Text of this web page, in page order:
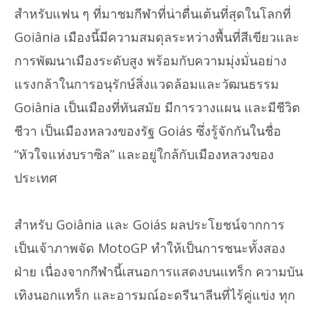
สำหรับแฟน ๆ ที่มาชมกีฬาที่น่าตื่นเต้นที่สุดในโลกที่
Goiânia เมืองนี้มีความสมดุลระหว่างพื้นที่สีเขียวและ
การพัฒนาเมืองระดับสูง พร้อมกับความมุ่งมั่นอย่าง
แรงกล้าในการอนุรักษ์สิ่งแวดล้อมและวัฒนธรรม
Goiânia เป็นเมืองที่ทันสมัย มีการวางแผน และมีชีวิต
ชีวา เป็นเมืองหลวงของรัฐ Goiás ซึ่งรู้จักกันในชื่อ
“หัวใจแห่งบราซิล” และอยู่ใกล้กับเมืองหลวงของ
ประเทศ
สำหรับ Goiânia และ Goiás ผลประโยชน์จากการ
เป็นเจ้าภาพจัด MotoGP ทำให้เป็นการชนะทั้งสอง
ฝ่าย เนื่องจากกีฬานี้เสนอการแสดงบนแทร็ก ความบัน
เทิงนอกแทร็ก และอารมณ์อะดรีนาลีนที่ไร้คู่แข่ง ทุก